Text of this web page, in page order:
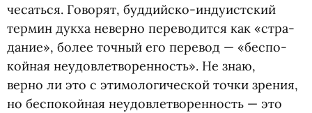
чесаться. Гово­рят, буддийско-индуистский
тер­мин дукха неверно пере­во­дится как «стра­
да­ние», более точный его перевод — «бес­по­
кой­ная неудо­вле­тво­рен­ность». Не знаю,
верно ли это с эти­мо­ло­ги­че­ской точки зре­ния,
но бес­по­кой­ная неудо­вле­тво­рен­ность — это